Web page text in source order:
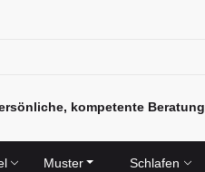
kompetente Beratung
Muster Schlafen